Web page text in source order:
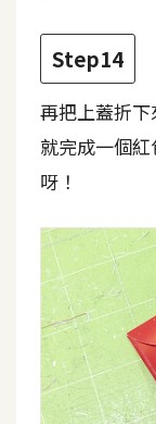
Step14
再把上蓋折
就完成一個
呀！